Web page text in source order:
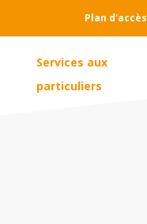
Plan d'accès
Services aux
particuliers​